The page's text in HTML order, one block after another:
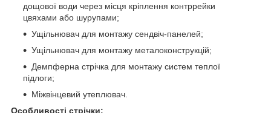
дощової води через місця кріплення контррейки
цвяхами або шурупами;
Ущільнювач для монтажу сендвіч-панелей;
Ущільнювач для монтажу металоконструкцій;
Демпферна стрічка для монтажу систем теплої
підлоги;
Міжвінцевий утеплювач.
Особливості стрічки: